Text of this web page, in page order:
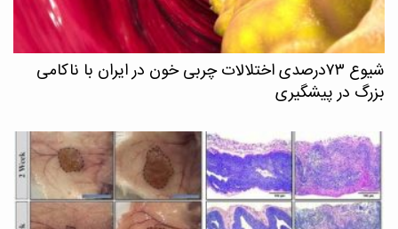
شیوع ۷۳درصدی اختلالات چربی خون در ایران با ناکامی
بزرگ در پیشگیری